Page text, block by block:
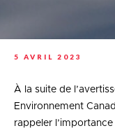
5 AVRIL 2023
À la suite de
Environnement
rappeler